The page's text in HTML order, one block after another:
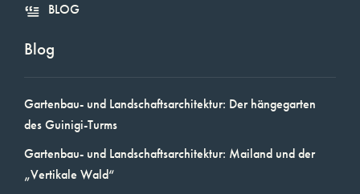
BLOG
Blog
Gartenbau- und Landschaftsarchitektur: Der hängegarten
des Guinigi-Turms
Gartenbau- und Landschaftsarchitektur: Mailand und der
„Vertikale Wald“